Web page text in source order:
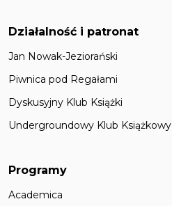
Działalność i patronat
Jan Nowak-Jeziorański
Piwnica pod Regałami
Dyskusyjny Klub Książki
Undergroundowy Klub Książkowy
Programy
Academica